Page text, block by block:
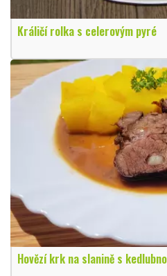
Králičí rolka s celerovým pyré
Hovězí krk na slanině s